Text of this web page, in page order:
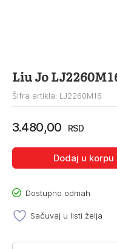
Liu Jo
Šifra artikla: LJ2260M16
3.480,00 RSD
Dodaj u korpu
Dostupno odmah
Sačuvaj u listi želja